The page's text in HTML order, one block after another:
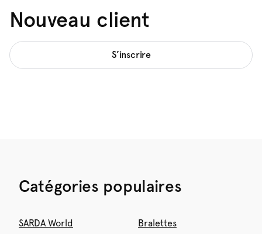
Nouveau client
S’inscrire
Catégories populaires
SARDA World Bralettes